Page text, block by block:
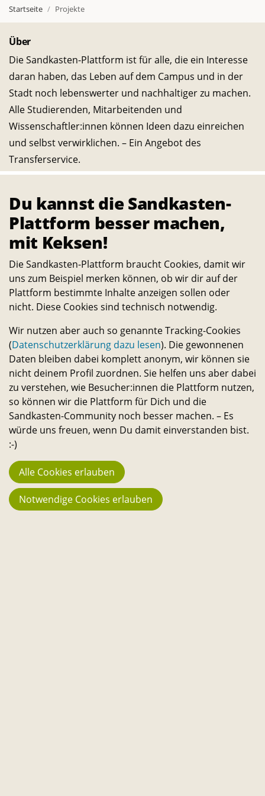
Startseite Projekte
Über
Die Sandkasten-Plattform ist für alle, die ein Interesse
daran haben, das Leben auf dem Campus und in der
Stadt noch lebenswerter und nachhaltiger zu machen.
Alle Studierenden, Mitarbeitenden und
Wissenschaftler:innen können Ideen dazu einreichen
und selbst verwirklichen. – Ein Angebot des
Transferservice.
Bleib in Kontakt
E-
Mail-
Telefon-
Link
Instagram-
Link
Threads-Messenger-
Apps-
YouTube-Facebook-
Statistik
944
Macher:innen
23.742
194
Projekte
3.666 €
Stehen aktuell zur Verfügung
130.067 €
Bisher in Projekte geflossen
3.013
Reservierungen im Sharing
Weiteres
Du kannst die Sandkasten-
Plattform besser machen,
mit Keksen!
Die Sandkasten-Plattform braucht Cookies, damit wir
uns zum Beispiel merken können, ob wir dir auf der
Plattform bestimmte Inhalte anzeigen sollen oder
nicht. Diese Cookies sind technisch notwendig.
Wir nutzen aber auch so genannte Tracking-Cookies
(Datenschutzerklärung dazu lesen). Die gewonnenen
Daten bleiben dabei komplett anonym, wir können sie
nicht deinem Profil zuordnen. Sie helfen uns aber dabei
zu verstehen, wie Besucher:innen die Plattform nutzen,
so können wir die Plattform für Dich und die
Sandkasten-Community noch besser machen. – Es
würde uns freuen, wenn Du damit einverstanden bist.
:-)
Alle Cookies erlauben
Notwendige Cookies erlauben